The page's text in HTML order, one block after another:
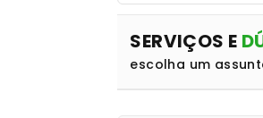
SERVIÇOS E
escolha um